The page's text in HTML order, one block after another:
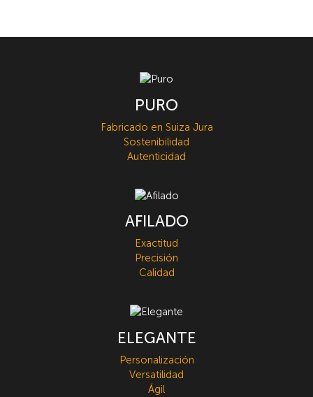
PURO
Fabricado en Suiza Jura
Sostenibilidad
Autenticidad
AFILADO
Exactitud
Precisión
Calidad
ELEGANTE
Personalización
Versatilidad
Ágil